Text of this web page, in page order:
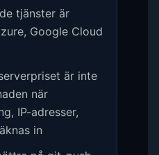
tjänster är
Google Cloud
är inte
när
IP-adresser,
in